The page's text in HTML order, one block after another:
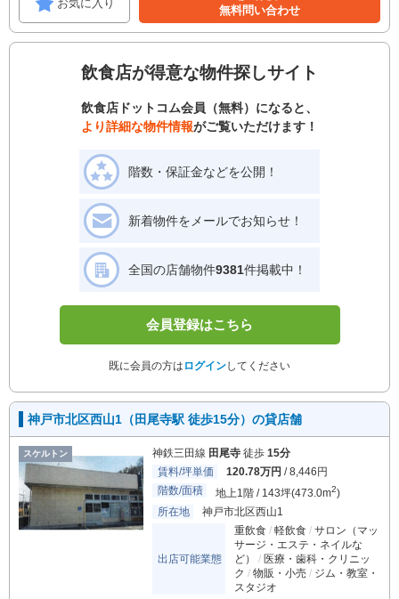
お気に入り
無料問い合わせ
飲食店が得意な物件探しサイト
飲食店ドットコム会員（無料）になると、
より詳細な物件情報がご覧いただけます！
階数・保証金などを公開！
新着物件をメールでお知らせ！
全国の店舗物件9381件掲載中！
会員登録はこちら
既に会員の方は ログインしてください
神戸市北区西山1（田尾寺駅 徒歩15分）の貸店舗
スケルトン 神鉄三田線 田尾寺 徒歩 15分
賃料/坪単価
120.78万円 / 8,446円
階数/面積
地上1階 / 143坪(473.0m2)
所在地
神戸市北区西山1
出店可能業態
重飲食 軽飲食
サロン（マッ
サージ・エステ・ネイルな
ど）
医療・歯科・クリニッ
ク
物販・小売
ジム・教室・
スタジオ